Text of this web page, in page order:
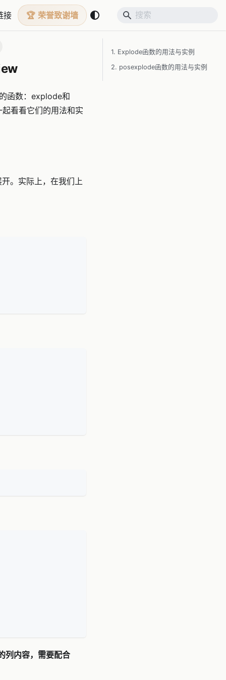
接 荣誉致谢墙
函数：explode和
看看它们的用法和实
。实际上，在我们上
列内容，需要配合
1. Explode函数的用法与实例
2. posexplode函数的用法与实例